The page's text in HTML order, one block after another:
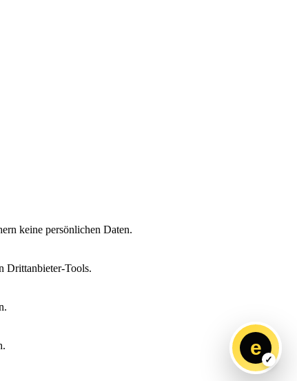
e
keine persönlichen Daten.
Drittanbieter-Tools.